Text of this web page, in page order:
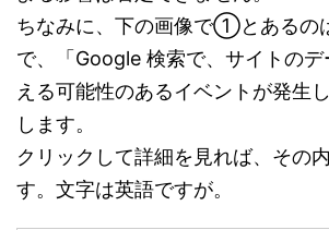
ちなみに、下の画像で①とあるの
で、「Google 検索で、サイトの
える可能性のあるイベントが発生
します。
クリックして詳細を見れば、その
す。文字は英語ですが。